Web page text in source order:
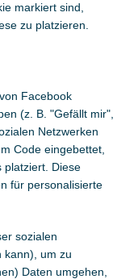
markiert sind,
zu platzieren.
Facebook
(z. B. "Gefällt mir",
Netzwerken
Code eingebettet,
platziert. Diese
für personalisierte
sozialen
kann), um zu
Daten umgehen,